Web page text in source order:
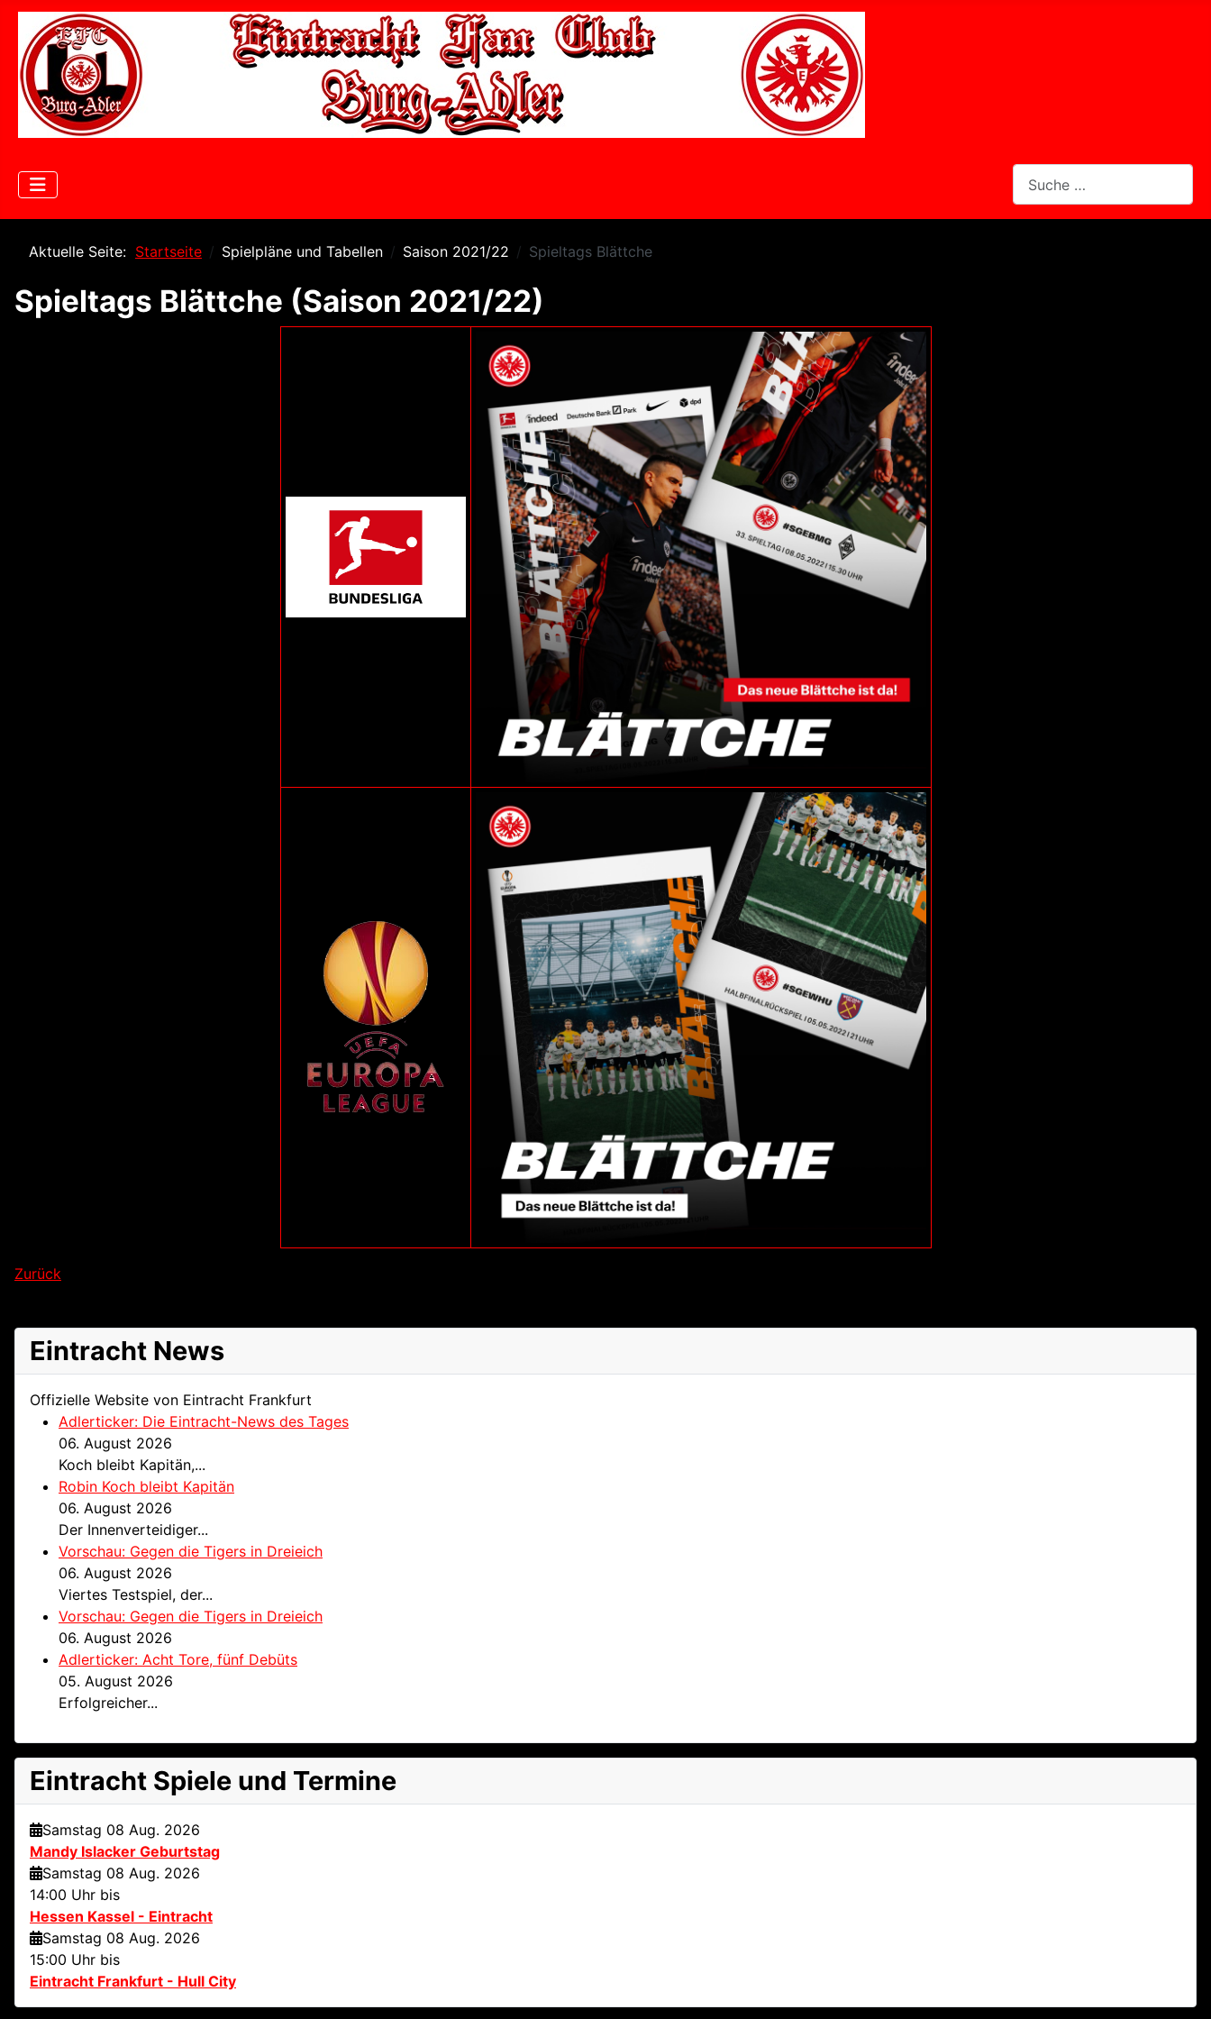
Aktuelle Seite: Startseite Spielpläne und Tabellen Saison 2021/22 Spieltags Blättche
Spieltags Blättche (Saison 2021/22)
Zurück
Eintracht News
Offizielle Website von Eintracht Frankfurt
Adlerticker: Die Eintracht-News des Tages
06. August 2026
Koch bleibt Kapitän,...
Robin Koch bleibt Kapitän
06. August 2026
Der Innenverteidiger...
Vorschau: Gegen die Tigers in Dreieich
06. August 2026
Viertes Testspiel, der...
Vorschau: Gegen die Tigers in Dreieich
06. August 2026
Adlerticker: Acht Tore, fünf Debüts
05. August 2026
Erfolgreicher...
Eintracht Spiele und Termine
Samstag 08 Aug. 2026
Mandy Islacker Geburtstag
Samstag 08 Aug. 2026
14:00 Uhr bis
Hessen Kassel - Eintracht
Samstag 08 Aug. 2026
15:00 Uhr bis
Eintracht Frankfurt - Hull City